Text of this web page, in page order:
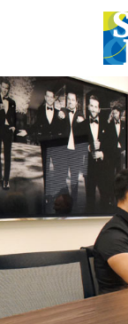
Skip
to
content